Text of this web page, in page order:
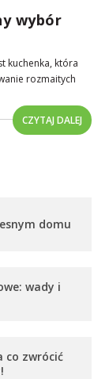
wybór
kuchenka, która
rozmaitych
CZYTAJ DALEJ
domu
wady i
co zwrócić